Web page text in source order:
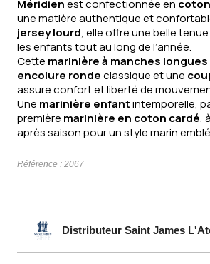
Méridienest confectionnée en
une matière authentique et
jersey lourd, elle offre une belle
les enfants tout au long de l’année.
Cette marinière à manches longues
encolure rondeclassique et une
assure confort et liberté de
Une marinière enfantintemporelle,
première marinière en coton cardé,
après saison pour un style marin
Référence : 2067
Distributeur Saint James